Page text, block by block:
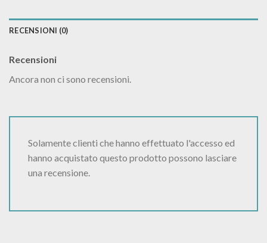
RECENSIONI (0)
Recensioni
Ancora non ci sono recensioni.
Solamente clienti che hanno effettuato l'accesso ed
hanno acquistato questo prodotto possono lasciare
una recensione.